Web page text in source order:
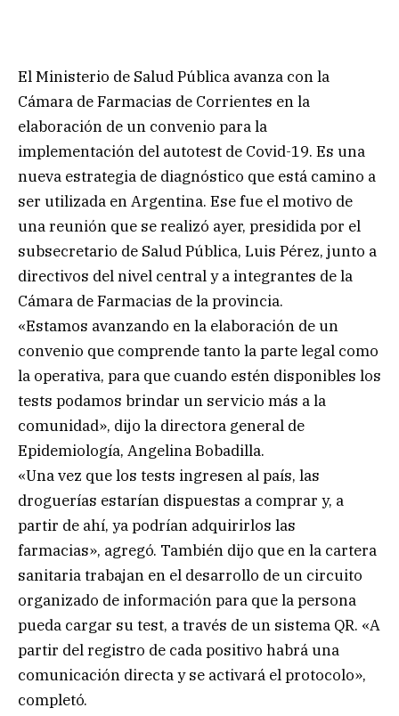
El Ministerio de Salud Pública avanza con la
Cámara de Farmacias de Corrientes en la
elaboración de un convenio para la
implementación del autotest de Covid-19. Es una
nueva estrategia de diagnóstico que está camino a
ser utilizada en Argentina. Ese fue el motivo de
una reunión que se realizó ayer, presidida por el
subsecretario de Salud Pública, Luis Pérez, junto a
directivos del nivel central y a integrantes de la
Cámara de Farmacias de la provincia.
«Estamos avanzando en la elaboración de un
convenio que comprende tanto la parte legal como
la operativa, para que cuando estén disponibles los
tests podamos brindar un servicio más a la
comunidad», dijo la directora general de
Epidemiología, Angelina Bobadilla.
«Una vez que los tests ingresen al país, las
droguerías estarían dispuestas a comprar y, a
partir de ahí, ya podrían adquirirlos las
farmacias», agregó. También dijo que en la cartera
sanitaria trabajan en el desarrollo de un circuito
organizado de información para que la persona
pueda cargar su test, a través de un sistema QR. «A
partir del registro de cada positivo habrá una
comunicación directa y se activará el protocolo»,
completó.